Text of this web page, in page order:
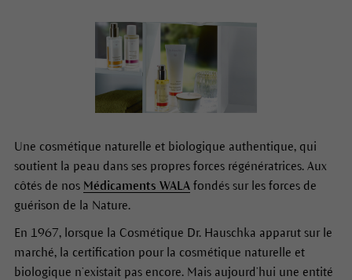
Une cosmétique naturelle et biologique authentique, qui
soutient la peau dans ses propres forces régénératrices. Aux
côtés de nos Médicaments WALAfondés sur les forces de
guérison de la Nature.
En 1967, lorsque la Cosmétique Dr. Hauschka apparut sur le
marché, la certification pour la cosmétique naturelle et
biologique n’existait pas encore. Mais aujourd’hui une entité